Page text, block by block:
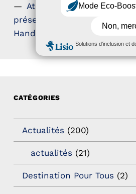
Atout France – flyer
présentation label Tourisme &
Handicap
CATÉGORIES
Actualités (200)
actualités (21)
Destination Pour Tous (2)